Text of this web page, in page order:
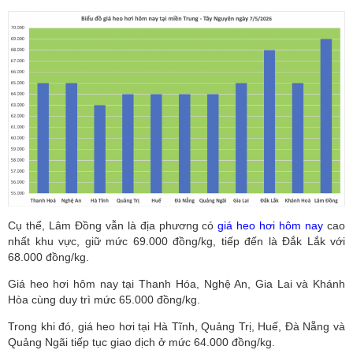
Cụ thể, Lâm Đồng vẫn là địa phương cógiá heo hơi hôm nay cao
nhất khu vực, giữ mức 69.000 đồng/kg, tiếp đến là Đắk Lắk với
68.000 đồng/kg.
Giá heo hơi hôm nay tại Thanh Hóa, Nghệ An, Gia Lai và Khánh
Hòa cùng duy trì mức 65.000 đồng/kg.
Trong khi đó, giá heo hơi tại Hà Tĩnh, Quảng Trị, Huế, Đà Nẵng và
Quảng Ngãi tiếp tục giao dịch ở mức 64.000 đồng/kg.